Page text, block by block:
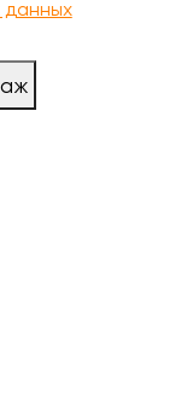
данных